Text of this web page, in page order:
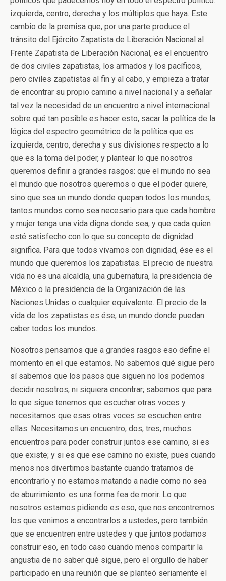
izquierda, centro, derecha y los múltiplos que haya. Este
cambio de la premisa que, por una parte produce el
tránsito del Ejército Zapatista de Liberación Nacional al
Frente Zapatista de Liberación Nacional, es el encuentro
de dos civiles zapatistas, los armados y los pacíficos,
pero civiles zapatistas al fin y al cabo, y empieza a tratar
de encontrar su propio camino a nivel nacional y a señalar
tal vez la necesidad de un encuentro a nivel internacional
sobre qué tan posible es hacer esto, sacar la política de la
lógica del espectro geométrico de la política que es
izquierda, centro, derecha y sus divisiones respecto a lo
que es la toma del poder, y plantear lo que nosotros
queremos definir a grandes rasgos: que el mundo no sea
el mundo que nosotros queremos o que el poder quiere,
sino que sea un mundo donde quepan todos los mundos,
tantos mundos como sea necesario para que cada hombre
y mujer tenga una vida digna donde sea, y que cada quien
esté satisfecho con lo que su concepto de dignidad
significa. Para que todos vivamos con dignidad, ése es el
mundo que queremos los zapatistas. El precio de nuestra
vida no es una alcaldía, una gubernatura, la presidencia de
México o la presidencia de la Organización de las
Naciones Unidas o cualquier equivalente. El precio de la
vida de los zapatistas es ése, un mundo donde puedan
caber todos los mundos.
Nosotros pensamos que a grandes rasgos eso define el
momento en el que estamos. No sabemos qué sigue pero
sí sabemos que los pasos que siguen no los podemos
decidir nosotros, ni siquiera encontrar; sabemos que para
lo que sigue tenemos que escuchar otras voces y
necesitamos que esas otras voces se escuchen entre
ellas. Necesitamos un encuentro, dos, tres, muchos
encuentros para poder construir juntos ese camino, si es
que existe; y si es que ese camino no existe, pues cuando
menos nos divertimos bastante cuando tratamos de
encontrarlo y no estamos matando a nadie como no sea
de aburrimiento: es una forma fea de morir. Lo que
nosotros estamos pidiendo es eso, que nos encontremos
los que venimos a encontrarlos a ustedes, pero también
que se encuentren entre ustedes y que juntos podamos
construir eso, en todo caso cuando menos compartir la
angustia de no saber qué sigue, pero el orgullo de haber
participado en una reunión que se planteó seriamente el